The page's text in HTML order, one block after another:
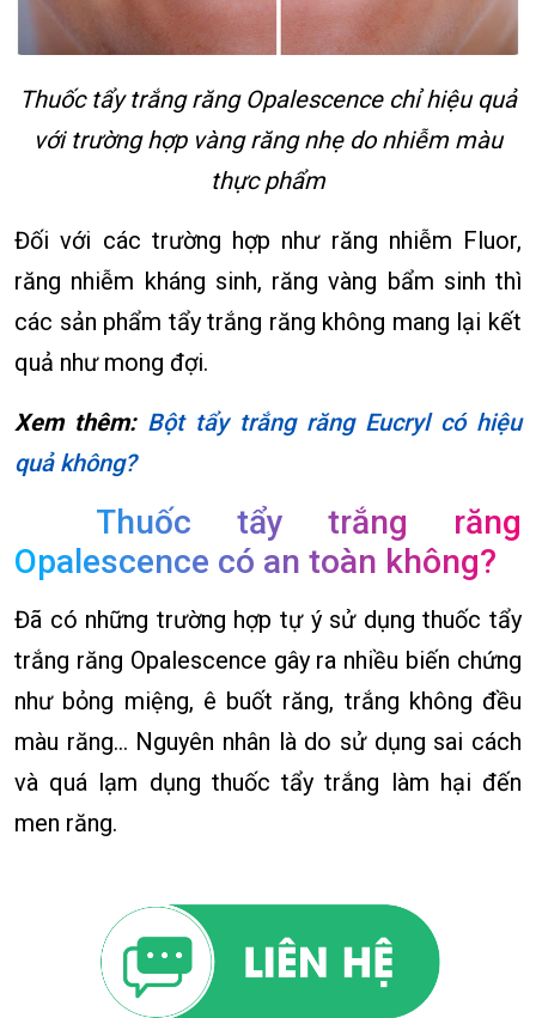
Thuốc tẩy trắng răng Opalescence chỉ hiệu quả
với trường hợp vàng răng nhẹ do nhiễm màu
thực phẩm
Đối với các trường hợp như răng nhiễm Fluor,
răng nhiễm kháng sinh, răng vàng bẩm sinh thì
các sản phẩm tẩy trắng răng không mang lại kết
quả như mong đợi.
Xem thêm: Bột tẩy trắng răng Eucryl có hiệu
quả không?
Thuốc tẩy trắng răng
Opalescence có an toàn không?
Đã có những trường hợp tự ý sử dụng thuốc tẩy
trắng răng Opalescence gây ra nhiều biến chứng
như bỏng miệng, ê buốt răng, trắng không đều
màu răng… Nguyên nhân là do sử dụng sai cách
và quá lạm dụng thuốc tẩy trắng làm hại đến
men răng.